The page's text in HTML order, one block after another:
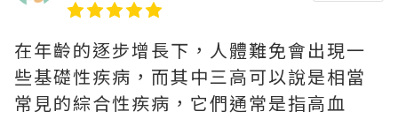
在年齡的逐步增長下，人體難免會出現一
些基礎性疾病，而其中三高可以說是相當
常見的綜合性疾病，它們通常是指高血